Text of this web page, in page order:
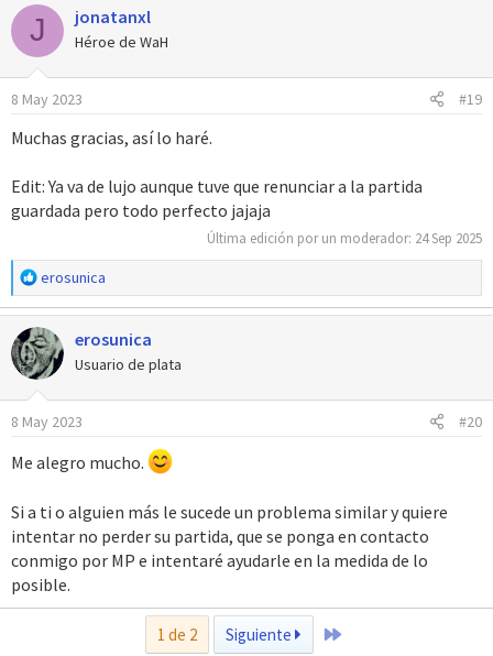
J jonatanxl
Héroe de WaH
8 May 2023 #19
Muchas gracias, así lo haré.
Edit: Ya va de lujo aunque tuve que renunciar a la partida
guardada pero todo perfecto jajaja
Última edición por un moderador: 24 Sep 2025
R
e
a
c
c
i
o
n
s
erosunica
erosunica
Usuario de plata
8 May 2023 #20
Me alegro mucho.
Si a ti o alguien más le sucede un problema similar y quiere
intentar no perder su partida, que se ponga en contacto
conmigo por MP e intentaré ayudarle en la medida de lo
posible.
1 de 2 Siguiente Último